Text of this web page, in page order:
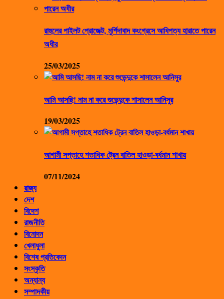
রাহুলের পাইলট প্রোজেক্ট, মুর্শিদাবাদ কংগ্রেসে আধিপত্য হারাতে পারেন
অধীর
25/03/2025
আমি আসছি! নাম না করে শুভেন্দুকে শাসালেন আনিসুর
19/03/2025
আগামী সপ্তাহে শতাধিক ট্রেন বাতিল হাওড়া-বর্ধমান শাখায়
07/11/2024
রাজ্য
দেশ
বিদেশ
রাজনীতি
বিনোদন
খেলাধুলা
বিশেষ প্রতিবেদন
সংস্কৃতি
অন্যান্য
সম্পাদকীয়